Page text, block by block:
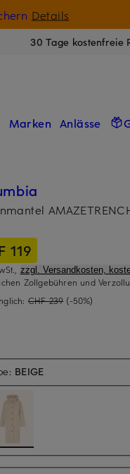
Details
30 Tage kostenfreie
Marken Anlässe
119
zzgl. Versandkosten,
Zollgebühren und
CHF 239 (-50%)
BEIGE